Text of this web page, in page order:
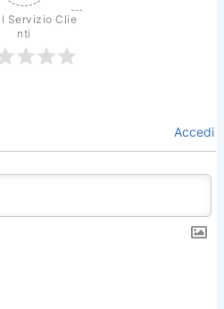
Servizio Clie
nti
Accedi